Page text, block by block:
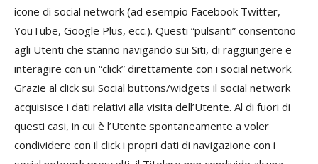
icone di social network (ad esempio Facebook Twitter,
YouTube, Google Plus, ecc.). Questi “pulsanti” consentono
agli Utenti che stanno navigando sui Siti, di raggiungere e
interagire con un “click” direttamente con i social network.
Grazie al click sui Social buttons/widgets il social network
acquisisce i dati relativi alla visita dell’Utente. Al di fuori di
questi casi, in cui è l’Utente spontaneamente a voler
condividere con il click i propri dati di navigazione con i